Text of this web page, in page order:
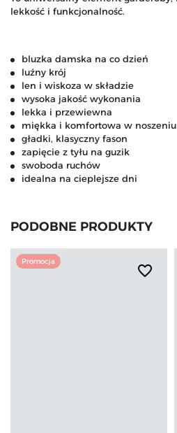
lekkość i funkcjonalność.
bluzka damska na co dzień
luźny krój
len i wiskoza w składzie
wysoka jakość wykonania
lekka i przewiewna
miękka i komfortowa w noszeniu
gładki, klasyczny fason
zapięcie z tyłu na guzik
swoboda ruchów
idealna na cieplejsze dni
PODOBNE PRODUKTY
Promocja
favorite_border